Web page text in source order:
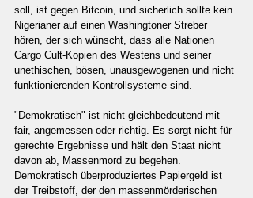
soll, ist gegen Bitcoin, und sicherlich sollte kein
Nigerianer auf einen Washingtoner Streber
hören, der sich wünscht, dass alle Nationen
Cargo Cult-Kopien des Westens und seiner
unethischen, bösen, unausgewogenen und nicht
funktionierenden Kontrollsysteme sind.
"Demokratisch" ist nicht gleichbedeutend mit
fair, angemessen oder richtig. Es sorgt nicht für
gerechte Ergebnisse und hält den Staat nicht
davon ab, Massenmord zu begehen.
Demokratisch überproduziertes Papiergeld ist
der Treibstoff, der den massenmörderischen